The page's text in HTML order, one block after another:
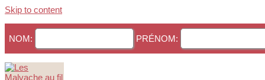
Skip to content
NOM: PRÉNOM: